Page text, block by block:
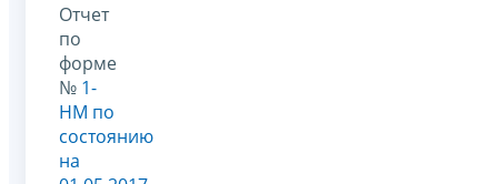
Отчет
по
форме
№ 1-
НМ по
состоянию
на